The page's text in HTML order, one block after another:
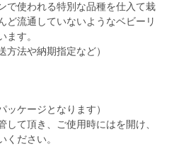
で使われる特別な品種を仕入て栽
ど流通していないようなベビーリ
ます。
法や納期指定など）
ケージとなります）
て頂き、ご使用時にはを開け、
ください。